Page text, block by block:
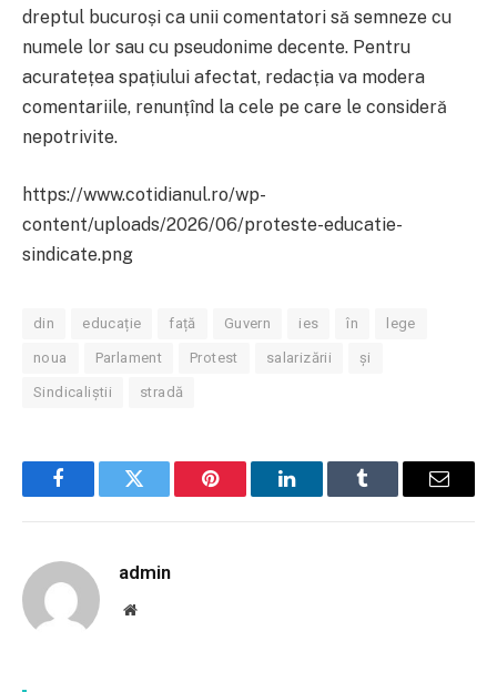
dreptul bucuroși ca unii comentatori să semneze cu
numele lor sau cu pseudonime decente. Pentru
acuratețea spațiului afectat, redacția va modera
comentariile, renunțînd la cele pe care le consideră
nepotrivite.
https://www.cotidianul.ro/wp-
content/uploads/2026/06/proteste-educatie-
sindicate.png
din educație față Guvern ies în lege
noua Parlament Protest salarizării și
Sindicaliștii stradă
FacebookTwitter Pinterest LinkedInTumblr Email
admin
Website